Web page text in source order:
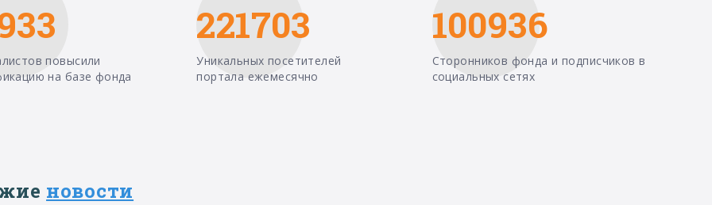
повысили
на базе фонда
221703
Уникальных посетителей
портала ежемесячно
100936
Сторонников фонда и подписчиков в
социальных сетях
новости